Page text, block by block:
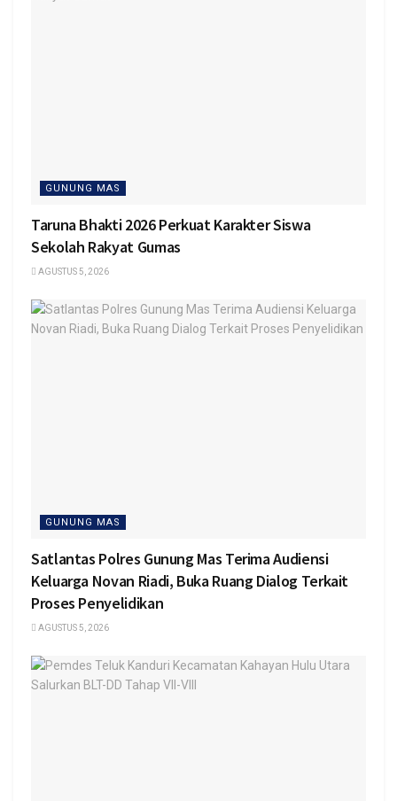
GUNUNG MAS
Taruna Bhakti 2026 Perkuat Karakter Siswa
Sekolah Rakyat Gumas
AGUSTUS 5, 2026
GUNUNG MAS
Satlantas Polres Gunung Mas Terima Audiensi
Keluarga Novan Riadi, Buka Ruang Dialog Terkait
Proses Penyelidikan
AGUSTUS 5, 2026